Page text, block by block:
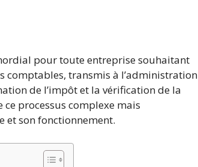
pour toute entreprise souhaitant
comptables, transmis à l’administration
de l’impôt et la vérification de la
processus complexe mais
et son fonctionnement.